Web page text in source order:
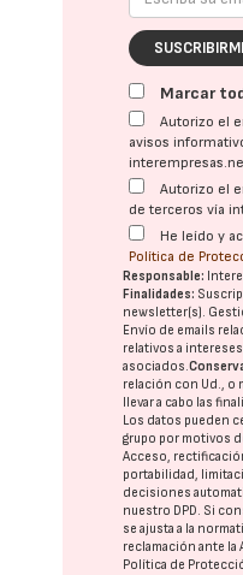
Marcar
Autorizo el
avisos
Autorizo el
de terceros vía
He leído y
Política de
Responsable:
Finalidades:
newsletter(s).
Envío de emails
relativos a
asociados.
relación con Ud., o
llevar a cabo las
Los datos pueden
grupo por motivos
Acceso,
portabilidad,
decisiones
nuestro DPD. Si
se ajusta a la
reclamación ante la
Política de